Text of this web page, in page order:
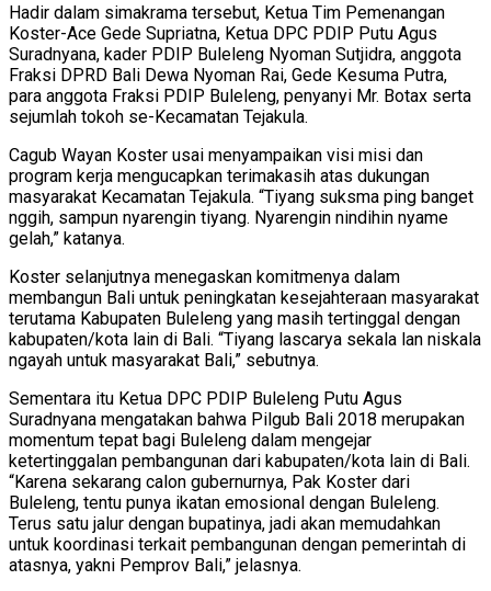
Hadir dalam simakrama tersebut, Ketua Tim Pemenangan
Koster-Ace Gede Supriatna, Ketua DPC PDIP Putu Agus
Suradnyana, kader PDIP Buleleng Nyoman Sutjidra, anggota
Fraksi DPRD Bali Dewa Nyoman Rai, Gede Kesuma Putra,
para anggota Fraksi PDIP Buleleng, penyanyi Mr. Botax serta
sejumlah tokoh se-Kecamatan Tejakula.
Cagub Wayan Koster usai menyampaikan visi misi dan
program kerja mengucapkan terimakasih atas dukungan
masyarakat Kecamatan Tejakula. “Tiyang suksma ping banget
nggih, sampun nyarengin tiyang. Nyarengin nindihin nyame
gelah,” katanya.
Koster selanjutnya menegaskan komitmenya dalam
membangun Bali untuk peningkatan kesejahteraan masyarakat
terutama Kabupaten Buleleng yang masih tertinggal dengan
kabupaten/kota lain di Bali. “Tiyang lascarya sekala lan niskala
ngayah untuk masyarakat Bali,” sebutnya.
Sementara itu Ketua DPC PDIP Buleleng Putu Agus
Suradnyana mengatakan bahwa Pilgub Bali 2018 merupakan
momentum tepat bagi Buleleng dalam mengejar
ketertinggalan pembangunan dari kabupaten/kota lain di Bali.
“Karena sekarang calon gubernurnya, Pak Koster dari
Buleleng, tentu punya ikatan emosional dengan Buleleng.
Terus satu jalur dengan bupatinya, jadi akan memudahkan
untuk koordinasi terkait pembangunan dengan pemerintah di
atasnya, yakni Pemprov Bali,” jelasnya.